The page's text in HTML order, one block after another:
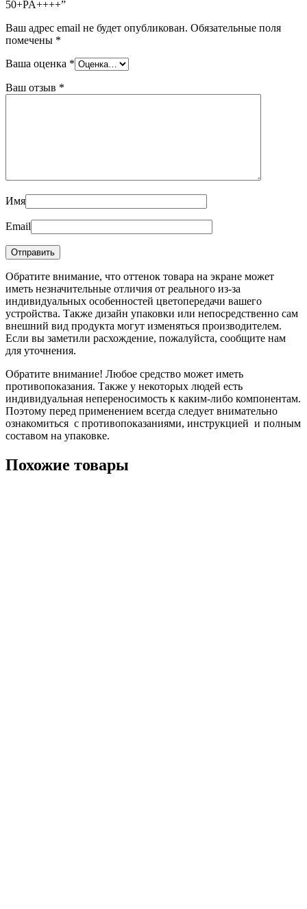
50+PA++++”
Ваш адрес email не будет опубликован. Обязательные поля
помечены *
Ваша оценка *
Ваш отзыв *
Имя
Email
Обратите внимание, что оттенок товара на экране может
иметь незначительные отличия от реального из-за
индивидуальных особенностей цветопередачи вашего
устройства. Также дизайн упаковки или непосредственно сам
внешний вид продукта могут изменяться производителем.
Если вы заметили расхождение, пожалуйста, сообщите нам
для уточнения.
Обратите внимание! Любое средство может иметь
противопоказания. Также у некоторых людей есть
индивидуальная непереносимость к каким-либо компонентам.
Поэтому перед применением всегда следует внимательно
ознакомиться с противопоказаниями, инструкцией и полным
составом на упаковке.
Похожие товары